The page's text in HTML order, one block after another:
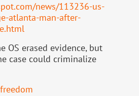
news/113236-us-
atlanta-man-after-
OS erased evidence, but
case could criminalize
freedom